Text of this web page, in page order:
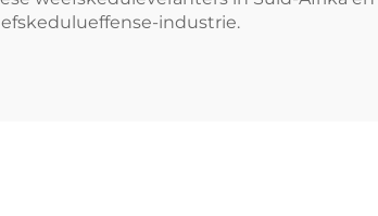
industrie.